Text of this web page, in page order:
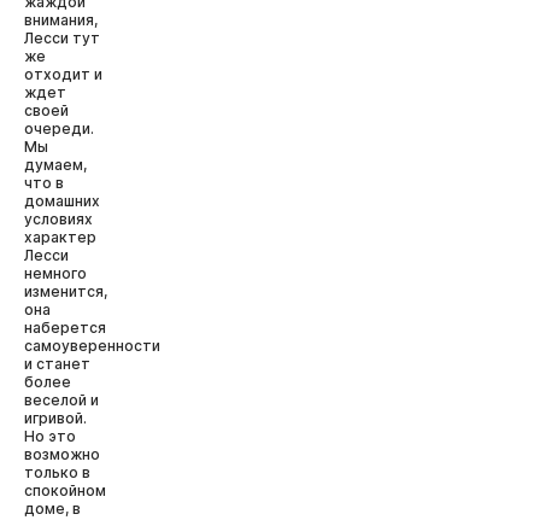
внимания,
Лесси тут
же
отходит и
ждет
своей
очереди.
Мы
думаем,
что в
домашних
условиях
характер
Лесси
немного
изменится,
она
наберется
самоуверенности
и станет
более
веселой и
игривой.
Но это
возможно
только в
спокойном
доме, в